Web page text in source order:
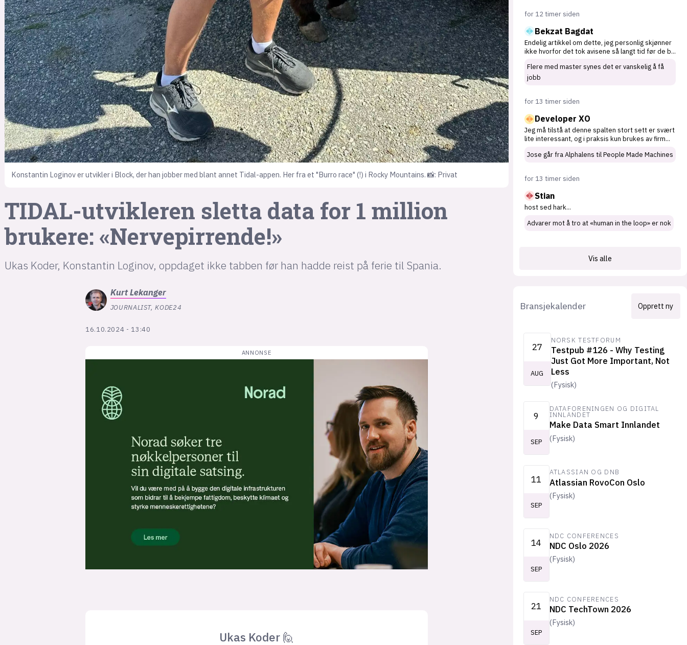
Konstantin Loginov er utvikler i Block, der han jobber med blant annet Tidal-appen. Her fra et "Burro race" (!) i Rocky Mountains. 📸: Privat
TIDAL-utvikleren sletta data for 1 million
brukere: «Nerve­pirrende!»
Ukas Koder, Konstantin Loginov, oppdaget ikke tabben før han hadde reist på ferie til Spania.
KurtLekanger
JOURNALIST, KODE24
16.10.2024 - 13:40
Ukas Koder 🙋
for 12 timer siden
Bekzat Bagdat
Endelig artikkel om dette, jeg personlig skjønner
ikke hvorfor det tok avisene så langt tid før de b...
Flere med master synes det er vanskelig å få
jobb
for 13 timer siden
Developer XO
Jeg må tilstå at denne spalten stort sett er svært
lite interessant, og i praksis kun brukes av firm...
Jose går fra Alphalens til People Made Machines
for 13 timer siden
Stian
host sed hark...
Advarer mot å tro at «human in the loop» er nok
Vis alle
Bransjekalender Opprett ny
27
AUG
NORSK TESTFORUM
Testpub #126 - Why Testing
Just Got More Important, Not
Less
(Fysisk)
9
SEP
DATAFORENINGEN OG DIGITAL
INNLANDET
Make Data Smart Innlandet
(Fysisk)
11
SEP
ATLASSIAN OG DNB
Atlassian RovoCon Oslo
(Fysisk)
14
SEP
NDC CONFERENCES
NDC Oslo 2026
(Fysisk)
21
SEP
NDC CONFERENCES
NDC TechTown 2026
(Fysisk)